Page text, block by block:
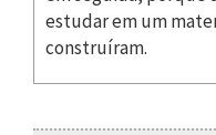
estudar em um
construíram.